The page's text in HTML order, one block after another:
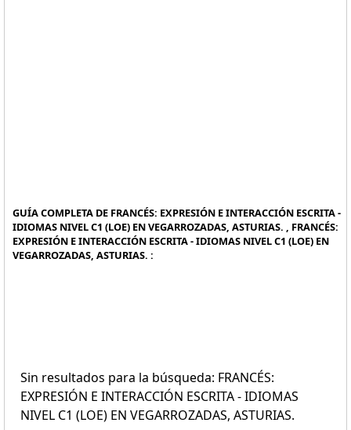
GUÍA COMPLETA DE FRANCÉS: EXPRESIÓN E INTERACCIÓN ESCRITA -
IDIOMAS NIVEL C1 (LOE) EN VEGARROZADAS, ASTURIAS. , FRANCÉS:
EXPRESIÓN E INTERACCIÓN ESCRITA - IDIOMAS NIVEL C1 (LOE) EN
VEGARROZADAS, ASTURIAS. :
Sin resultados para la búsqueda: FRANCÉS:
EXPRESIÓN E INTERACCIÓN ESCRITA - IDIOMAS
NIVEL C1 (LOE) EN VEGARROZADAS, ASTURIAS.